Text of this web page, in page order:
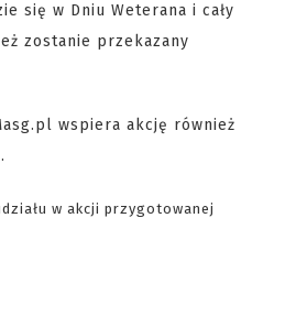
się w Dniu Weterana i cały
zostanie przekazany
wspiera akcję również
.
w akcji przygotowanej